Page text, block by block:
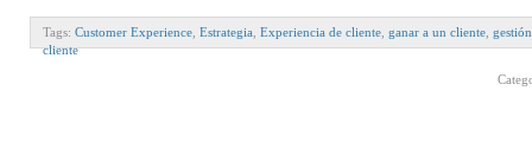
Tags: Customer Experience Estrategia Experiencia de cliente ganar a un cliente
cliente